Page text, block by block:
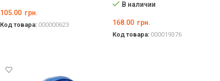
105.00 грн.
Код товара: 000000623
В наличии
168.00 грн.
Код товара: 000019376